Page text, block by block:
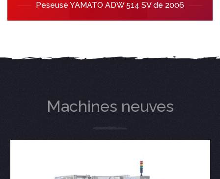
Peseuse YAMATO ADW 514 SV de 2006
Machines neuves